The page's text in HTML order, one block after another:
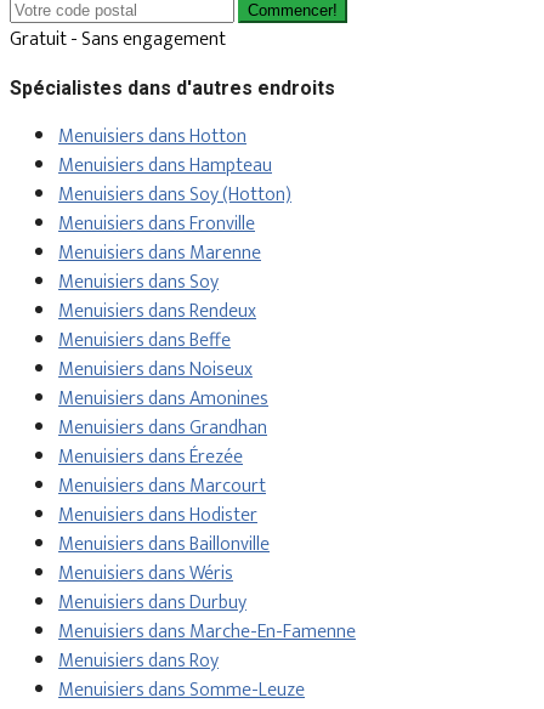
Commencer!
Gratuit - Sans engagement
Spécialistes dans d'autres endroits
Menuisiers dans Hotton
Menuisiers dans Hampteau
Menuisiers dans Soy (Hotton)
Menuisiers dans Fronville
Menuisiers dans Marenne
Menuisiers dans Soy
Menuisiers dans Rendeux
Menuisiers dans Beffe
Menuisiers dans Noiseux
Menuisiers dans Amonines
Menuisiers dans Grandhan
Menuisiers dans Érezée
Menuisiers dans Marcourt
Menuisiers dans Hodister
Menuisiers dans Baillonville
Menuisiers dans Wéris
Menuisiers dans Durbuy
Menuisiers dans Marche-En-Famenne
Menuisiers dans Roy
Menuisiers dans Somme-Leuze